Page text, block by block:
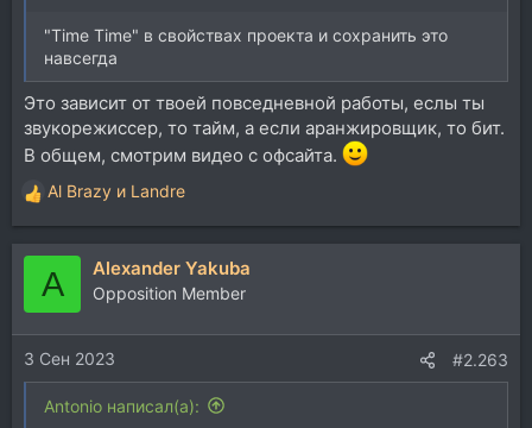
"Time Time" в свойствах проекта и сохранить это
навсегда
Это зависит от твоей повседневной работы, еслы ты
звукорежиссер, то тайм, а если аранжировщик, то бит.
В общем, смотрим видео с офсайта.
Р
е
а
и
и
:
Al Brazy и Landre
A Alexander Yakuba
Opposition Member
3 Сен 2023 #2.263
Antonio написал(а):